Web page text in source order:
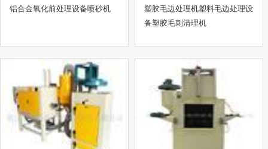
铝合金氧化前处理设备喷砂机
塑胶毛边处理机塑料毛边处理设
备塑胶毛刺清理机